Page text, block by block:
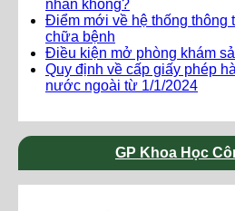
nhân không?
Điểm mới về hệ thống thông
chữa bệnh
Điều kiện mở phòng khám
Quy định về cấp giấy phép
nước ngoài từ 1/1/2024
GP Khoa Học